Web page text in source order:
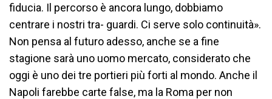
fiducia. Il percorso è ancora lungo, dobbiamo
centrare i nostri tra- guardi. Ci serve solo continuità».
Non pensa al futuro adesso, anche se a fine
stagione sarà uno uomo mercato, considerato che
oggi è uno dei tre portieri più forti al mondo. Anche il
Napoli farebbe carte false, ma la Roma per non